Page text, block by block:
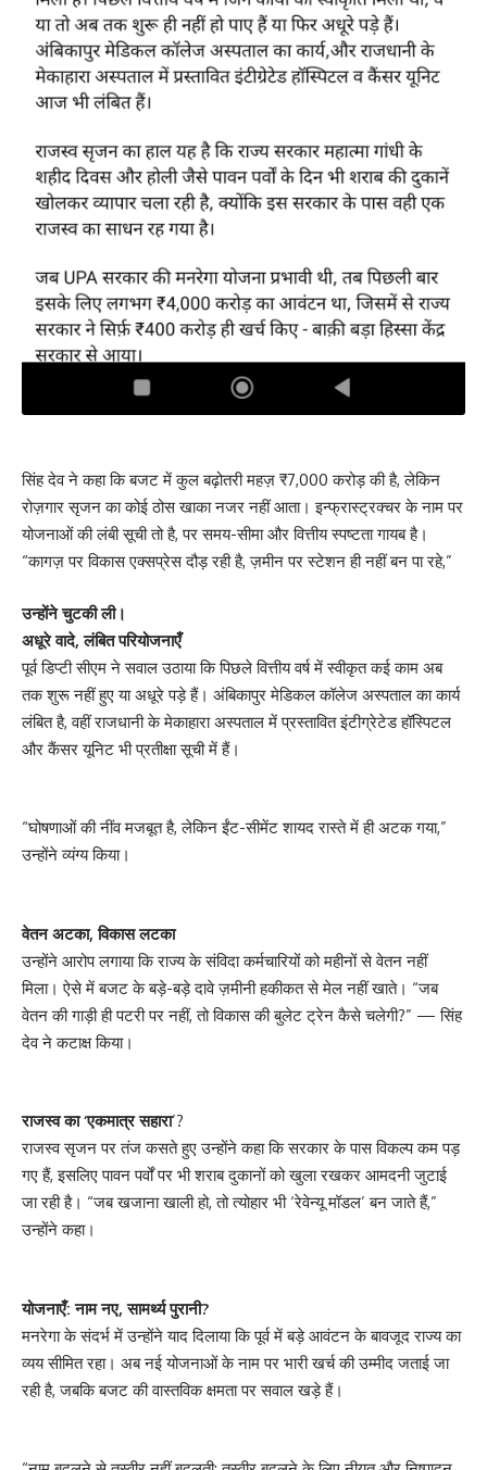
सिंह देव ने कहा कि बजट में कुल बढ़ोतरी महज़ ₹7,000 करोड़ की है, लेकिन
रोज़गार सृजन का कोई ठोस खाका नजर नहीं आता। इन्फ्रास्ट्रक्चर के नाम पर
योजनाओं की लंबी सूची तो है, पर समय-सीमा और वित्तीय स्पष्टता गायब है।
“कागज़ पर विकास एक्सप्रेस दौड़ रही है, ज़मीन पर स्टेशन ही नहीं बन पा रहे,”
उन्होंने चुटकी ली।
अधूरे वादे, लंबित परियोजनाएँ
पूर्व डिप्टी सीएम ने सवाल उठाया कि पिछले वित्तीय वर्ष में स्वीकृत कई काम अब
तक शुरू नहीं हुए या अधूरे पड़े हैं। अंबिकापुर मेडिकल कॉलेज अस्पताल का कार्य
लंबित है, वहीं राजधानी के मेकाहारा अस्पताल में प्रस्तावित इंटीग्रेटेड हॉस्पिटल
और कैंसर यूनिट भी प्रतीक्षा सूची में हैं।
“घोषणाओं की नींव मजबूत है, लेकिन ईंट-सीमेंट शायद रास्ते में ही अटक गया,”
उन्होंने व्यंग्य किया।
वेतन अटका, विकास लटका
उन्होंने आरोप लगाया कि राज्य के संविदा कर्मचारियों को महीनों से वेतन नहीं
मिला। ऐसे में बजट के बड़े-बड़े दावे ज़मीनी हकीकत से मेल नहीं खाते। “जब
वेतन की गाड़ी ही पटरी पर नहीं, तो विकास की बुलेट ट्रेन कैसे चलेगी?” — सिंह
देव ने कटाक्ष किया।
राजस्व का ‘एकमात्र सहारा’?
राजस्व सृजन पर तंज कसते हुए उन्होंने कहा कि सरकार के पास विकल्प कम पड़
गए हैं, इसलिए पावन पर्वों पर भी शराब दुकानों को खुला रखकर आमदनी जुटाई
जा रही है। “जब खजाना खाली हो, तो त्योहार भी ‘रेवेन्यू मॉडल’ बन जाते हैं,”
उन्होंने कहा।
योजनाएँ: नाम नए, सामर्थ्य पुरानी?
मनरेगा के संदर्भ में उन्होंने याद दिलाया कि पूर्व में बड़े आवंटन के बावजूद राज्य का
व्यय सीमित रहा। अब नई योजनाओं के नाम पर भारी खर्च की उम्मीद जताई जा
रही है, जबकि बजट की वास्तविक क्षमता पर सवाल खड़े हैं।